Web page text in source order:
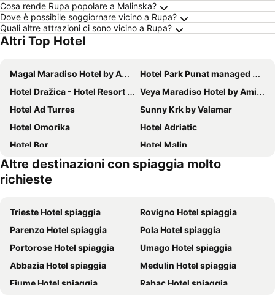
Cosa rende Rupa popolare a Malinska?
Dove è possibile soggiornare vicino a Rupa?
Quali altre attrazioni ci sono vicino a Rupa?
Altri Top Hotel
Magal Maradiso Hotel by Aminess
Hotel Park Punat managed by Falkensteiner
Hotel Dražica - Hotel Resort Dražica
Veya Maradiso Hotel by Aminess
Hotel Ad Turres
Sunny Krk by Valamar
Hotel Omorika
Hotel Adriatic
Hotel Bor
Hotel Malin
Mediteran Maradiso Hotel by Aminess
Hotel Katarina
Hotel Miramare
Hotel Delfin
Villa Tamaris - Hotel Resort Dražica
Uvala Scott
Boutique Hotel Placa
Malinska Green Apartments
Hotel Crikvenica
Hotel Omorika
Hotel Kanajt
Rooms-Sobe Haus Magdalena Krk
Aminess Younique Narrivi Hotel
Altre destinazioni con spiaggia molto
richieste
Trieste Hotel spiaggia
Rovigno Hotel spiaggia
Parenzo Hotel spiaggia
Pola Hotel spiaggia
Portorose Hotel spiaggia
Umago Hotel spiaggia
Abbazia Hotel spiaggia
Medulin Hotel spiaggia
Fiume Hotel spiaggia
Rabac Hotel spiaggia